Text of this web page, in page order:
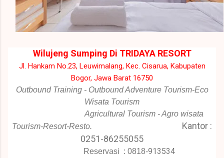
Wilujeng Sumping Di TRIDAYA RESORT
Jl. Hankam No.23, Leuwimalang, Kec. Cisarua, Kabupaten
Bogor, Jawa Barat 16750
Outbound Training - Outbound Adventure Tourism-Eco
Wisata Tourism
Agricultural Tourism - Agro wisata
Tourism-Resort-Resto.
Kantor :
0251-86255055
Reservasi : 0818-913534